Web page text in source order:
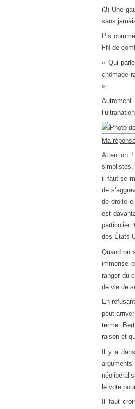
(3) Une
sans
Pis
FN de
« Qui
chômage
».
Ma
Attention
simplistes.
il faut se
de
de droite
est
particulier.
des États-
Quand on
immense
ranger du
de vie de
En
peut
terme.
raison et
Il y a
le vote
Il faut